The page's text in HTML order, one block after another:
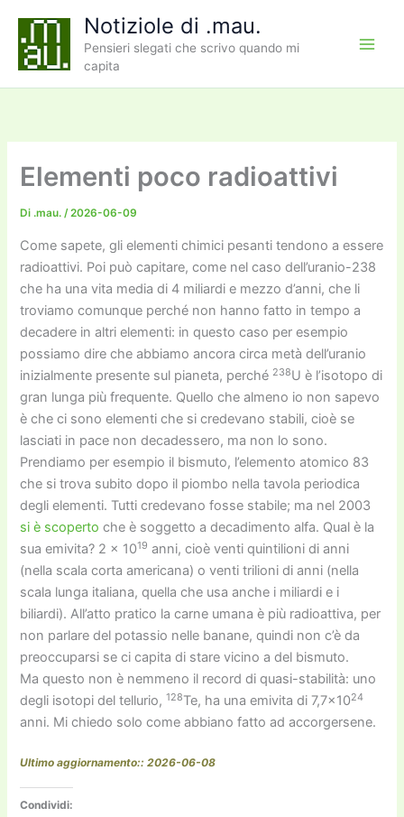
contenuto
Notiziole di .mau.
Pensieri slegati che scrivo quando mi
capita
Elementi poco radioattivi
Di .mau./2026-06-09
Come sapete, gli elementi chimici pesanti tendono a essere
radioattivi. Poi può capitare, come nel caso dell’uranio-238
che ha una vita media di 4 miliardi e mezzo d’anni, che li
troviamo comunque perché non hanno fatto in tempo a
decadere in altri elementi: in questo caso per esempio
possiamo dire che abbiamo ancora circa metà dell’uranio
inizialmente presente sul pianeta, perché 238U è l’isotopo di
gran lunga più frequente. Quello che almeno io non sapevo
è che ci sono elementi che si credevano stabili, cioè se
lasciati in pace non decadessero, ma non lo sono.
Prendiamo per esempio il bismuto, l’elemento atomico 83
che si trova subito dopo il piombo nella tavola periodica
degli elementi. Tutti credevano fosse stabile; ma nel 2003
si è scoperto che è soggetto a decadimento alfa. Qual è la
sua emivita? 2 × 1019 anni, cioè venti quintilioni di anni
(nella scala corta americana) o venti trilioni di anni (nella
scala lunga italiana, quella che usa anche i miliardi e i
biliardi). All’atto pratico la carne umana è più radioattiva, per
non parlare del potassio nelle banane, quindi non c’è da
preoccuparsi se ci capita di stare vicino a del bismuto.
Ma questo non è nemmeno il record di quasi-stabilità: uno
degli isotopi del tellurio,128Te, ha una emivita di 7,7×1024
anni. Mi chiedo solo come abbiano fatto ad accorgersene.
Ultimo aggiornamento:: 2026-06-08
Condividi: